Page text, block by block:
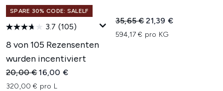
SPARE 30% CODE: SALELF
3.7 (105)
8 von 105 Rezensenten
wurden incentiviert
Unverbindliche Preisempfehlung:
20,00 €Aktueller Preis:
16,00 €
320,00 € pro L
Unverbindliche
35,65 €Aktueller Preis:
21,39 €
594,17 € pro KG